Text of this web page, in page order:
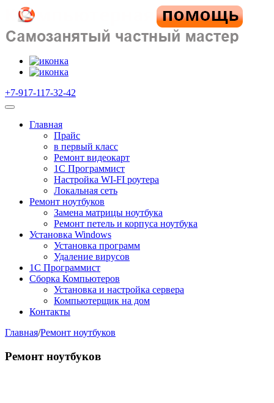
+7-917-117-32-42
Главная
Прайс
в первый класс
Ремонт видеокарт
1C Программист
Настройка WI-FI роутера
Локальная сеть
Ремонт ноутбуков
Замена матрицы ноутбука
Ремонт петель и корпуса ноутбука
Установка Windows
Установка программ
Удаление вирусов
1C Программист
Сборка Компьютеров
Установка и настройка сервера
Компьютерщик на дом
Контакты
Главная/Ремонт ноутбуков
Ремонт ноутбуков